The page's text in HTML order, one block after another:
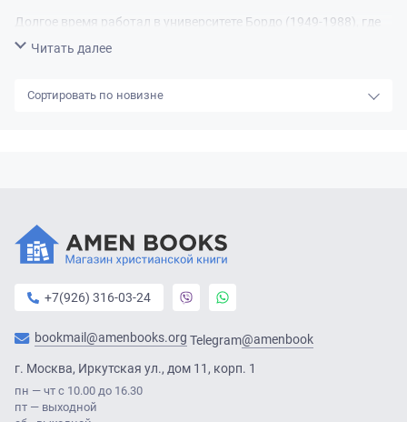
Долгое время работал в университете Бордо (1949-1988), где
занимал с 1961 года кафедру Римской истории, в 1970-1973
Автор около 280 работ по истории Античного мира.
Свернуть
Читать далее
новизне
+7(926) 316-03-24
bookmail@amenbooks.org Telegram@amenbook
г. Москва, Иркутская ул., дом 11, корп. 1
пн — чт с 10.00 до 16.30
пт — выходной